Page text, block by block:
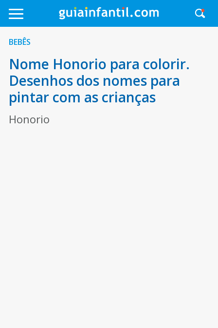
BEBÊS
Nome Honorio para colorir.
Desenhos dos nomes para
pintar com as crianças
Honorio